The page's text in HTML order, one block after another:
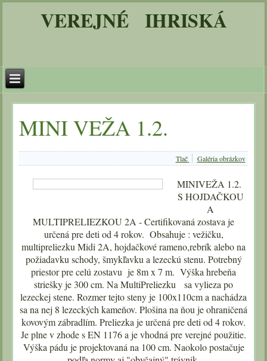
VEREJNÉ IHRISKÁ
MINI VEŽA 1.2.
Tlač Galéria obrázkov
MINIVEŽA 1.2.
S HOJDAČKOU
A
MULTIPRELIEZKOU 2A - Certifikovaná zostava je
určená pre deti od 4 rokov. Obsahuje : vežičku,
multipreliezku Midi 2A, hojdačkové rameno,rebrík alebo na
požiadavku schody, šmykľavku a lezeckú stenu. Potrebný
priestor pre celú zostavu je 8m x 7 m. Výška hrebeňa
striešky je 300 cm. Na MultiPreliezku sa vylieza po
lezeckej stene. Rozmer tejto steny je 100x110cm a nachádza
sa na nej 8 lezeckých kameňov. Plošina na ňou je ohraničená
kovovým zábradlím. Preliezka je určená pre deti od 4 rokov.
Je plne v zhode s EN 1176 a je vhodná pre verejné použitie.
Výška pádu je projektovaná na 100 cm. Naokolo postačuje